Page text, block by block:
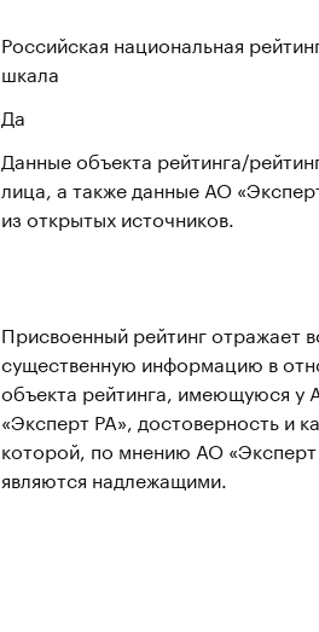
Российская национальная
шкала
Да
Данные объекта рейтинга/
лица, а также данные АО
из открытых источников.
Присвоенный рейтинг отражает
существенную информацию в
объекта рейтинга, имеющуюся у
«Эксперт РА», достоверность и
которой, по мнению АО
являются надлежащими.